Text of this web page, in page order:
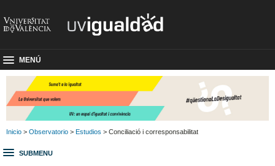
MENÚ
Inicio > Observatorio > Estudios > Conciliació i corresponsabilitat
SUBMENU